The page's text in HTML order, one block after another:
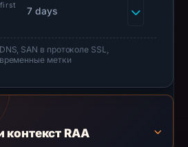
establish
safety.
Context:
registrar
Dynadot
7 days
DNS, SAN в протоколе SSL,
временные метки
контекст RAA